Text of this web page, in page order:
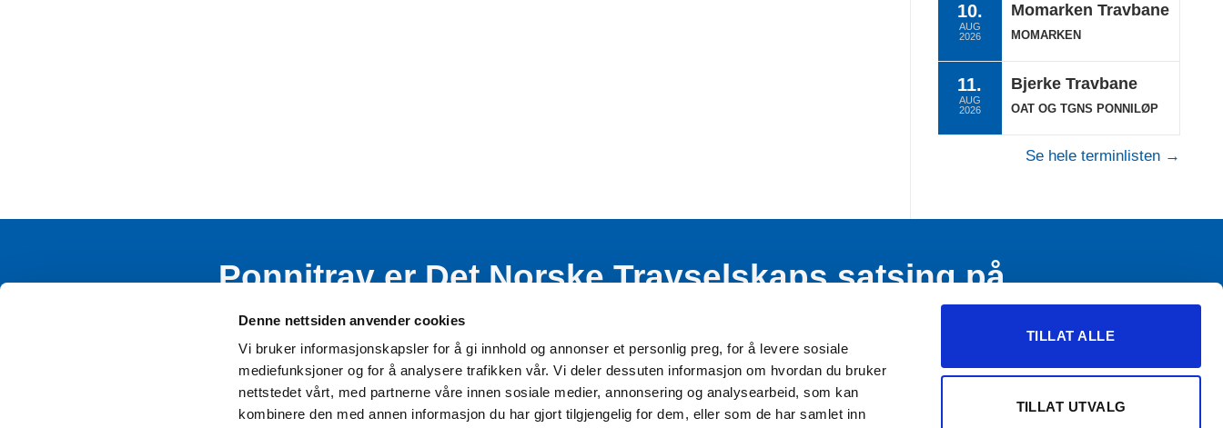
Denne nettsiden anvender cookies
Vi bruker informasjonskapsler for å gi innhold og annonser et personlig preg, for å levere sosiale
mediefunksjoner og for å analysere trafikken vår. Vi deler dessuten informasjon om hvordan du bruker
nettstedet vårt, med partnerne våre innen sosiale medier, annonsering og analysearbeid, som kan
kombinere den med annen informasjon du har gjort tilgjengelig for dem, eller som de har samlet inn
TILLAT ALLE
TILLAT UTVALG
10.
AUG
2026
Momarken Travbane
MOMARKEN
11.
AUG
2026
Bjerke Travbane
OAT OG TGNS PONNILØP
Se hele terminlisten →
Ponnitrav er Det Norske Travselskaps satsing på
rekrutterende virksomhet blant barn og ungdom